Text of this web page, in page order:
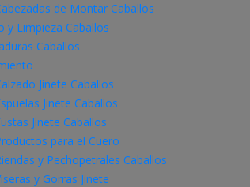
de Montar Caballos
y Limpieza Caballos
Caballos
Jinete Caballos
Jinete Caballos
Jinete Caballos
para el Cuero
y Pechopetrales Caballos
y Gorras Jinete